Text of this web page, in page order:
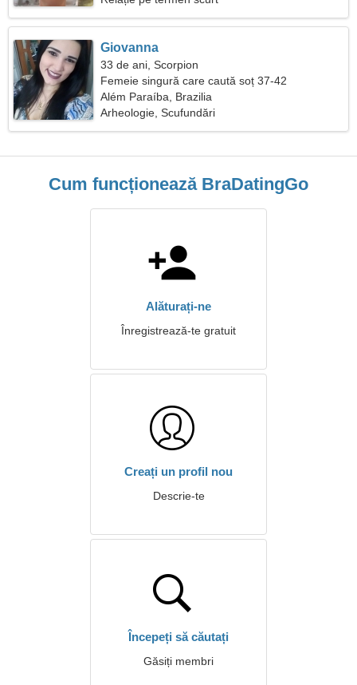
Giovanna
33 de ani, Scorpion
Femeie singură care caută soț 37-42
Além Paraíba, Brazilia
Arheologie, Scufundări
Cum funcționează BraDatingGo
Alăturați-ne
Înregistrează-te gratuit
Creați un profil nou
Descrie-te
Începeți să căutați
Găsiți membri